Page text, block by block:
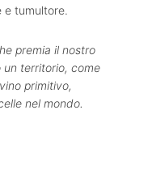
e tumultore.
premia il nostro
un territorio, come
primitivo,
nel mondo.